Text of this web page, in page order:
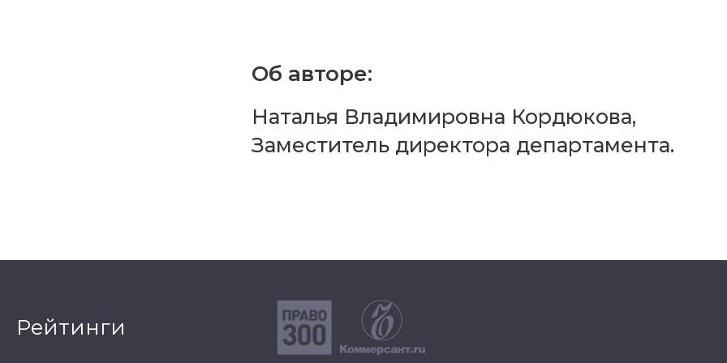
Об авторе:
Наталья Владимировна Кордюкова,
Заместитель директора департамента.
Рейтинги